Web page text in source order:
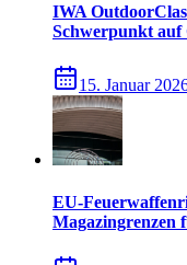
IWA
Schwerpunkt auf
15. Januar
EU-
Magazingrenzen